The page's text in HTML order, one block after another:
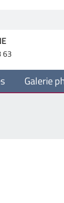
63
Galerie